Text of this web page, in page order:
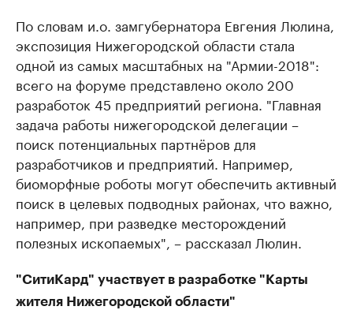
По словам и.о. замгубернатора Евгения Люлина,
экспозиция Нижегородской области стала
одной из самых масштабных на "Армии-2018":
всего на форуме представлено около 200
разработок 45 предприятий региона. "Главная
задача работы нижегородской делегации –
поиск потенциальных партнёров для
разработчиков и предприятий. Например,
биоморфные роботы могут обеспечить активный
поиск в целевых подводных районах, что важно,
например, при разведке месторождений
полезных ископаемых", – рассказал Люлин.
"СитиКард" участвует в разработке "Карты
жителя Нижегородской области"